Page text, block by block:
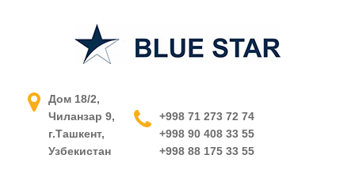
АСУ ТП в Узбекистане
Дом 18/2,
Чиланзар 9,
г.Ташкент,
Узбекистан
+998 71 273 72 74
+998 90 408 33 55
+998 88 175 33 55